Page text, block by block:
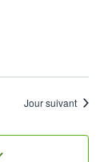
vues
Jour suivant